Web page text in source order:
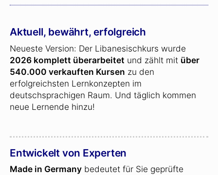
Aktuell, bewährt, erfolgreich
Neueste Version: Der Libanesischkurs wurde
2026 komplett überarbeitet und zählt mit über
540.000 verkauften Kursen zu den
erfolgreichsten Lernkonzepten im
deutschsprachigen Raum. Und täglich kommen
neue Lernende hinzu!
Entwickelt von Experten
Made in Germany bedeutet für Sie geprüfte